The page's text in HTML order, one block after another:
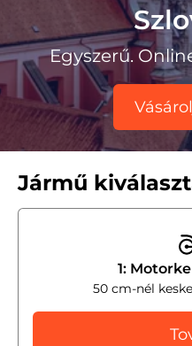
Egyszerű.
Jármű
1:
50 cm-nél